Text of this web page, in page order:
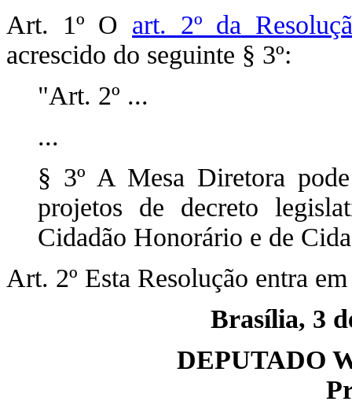
Art. 1º O art. 2º da
acrescido do seguinte § 3º:
"Art. 2º ...
...
§ 3º A Mesa Diretora
projetos de decreto
Cidadão Honorário e de
Art. 2º Esta Resolução entra
Brasília, 3
DEPUTADO